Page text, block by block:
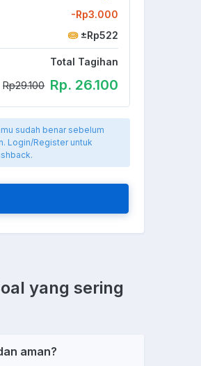
-Rp3.000
±Rp522
Total Tagihan
Rp29.100 Rp. 26.100
sudah benar sebelum
Login/Register untuk
yang sering
aman?